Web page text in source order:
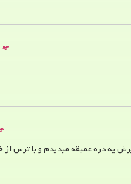
مهر ۸, ۱۴۰۲ در ۱۰:۲۴ ق.ظ
مهر ۵,
یه دره عمیقه میدیدم و با ترس